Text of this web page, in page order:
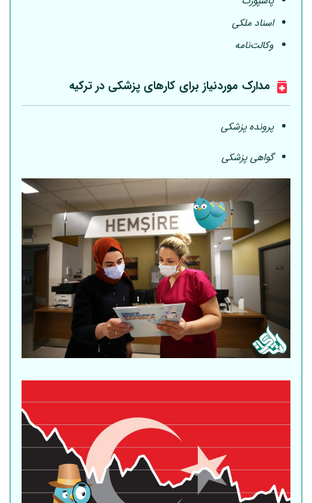
اسناد ملکی
وکالت‌نامه
مدارک موردنیاز برای کارهای پزشکی در ترکیه
پرونده پزشکی
گواهی پزشکی